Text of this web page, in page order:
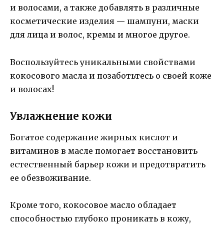
и волосами, а также добавлять в различные
косметические изделия — шампуни, маски
для лица и волос, кремы и многое другое.
Воспользуйтесь уникальными свойствами
кокосового масла и позаботьтесь о своей коже
и волосах!
Увлажнение кожи
Богатое содержание жирных кислот и
витаминов в масле помогает восстановить
естественный барьер кожи и предотвратить
ее обезвоживание.
Кроме того, кокосовое масло обладает
способностью глубоко проникать в кожу,